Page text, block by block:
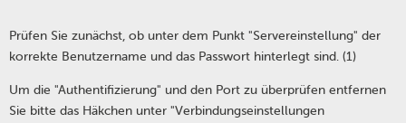
Prüfen Sie zunächst, ob unter dem Punkt "Servereinstellung" der
korrekte Benutzername und das Passwort hinterlegt sind. (1)
Um die "Authentifizierung" und den Port zu überprüfen entfernen
Sie bitte das Häkchen unter "Verbindungseinstellungen